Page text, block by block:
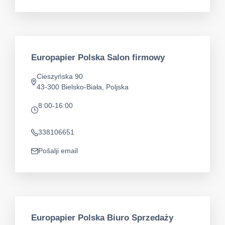
Europapier Polska Salon firmowy
app.address
Cieszyńska 90
43-300 Bielsko-Biała, Poljska
app.opening-times
8:00-16:00
Telefon
338106651
app.mail
Pošalji email
Europapier Polska Biuro Sprzedaży